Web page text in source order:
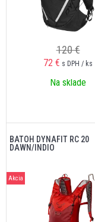
120 €
72 € s DPH / ks
Na sklade
BATOH DYNAFIT RC 20
DAWN/INDIO
Akcia